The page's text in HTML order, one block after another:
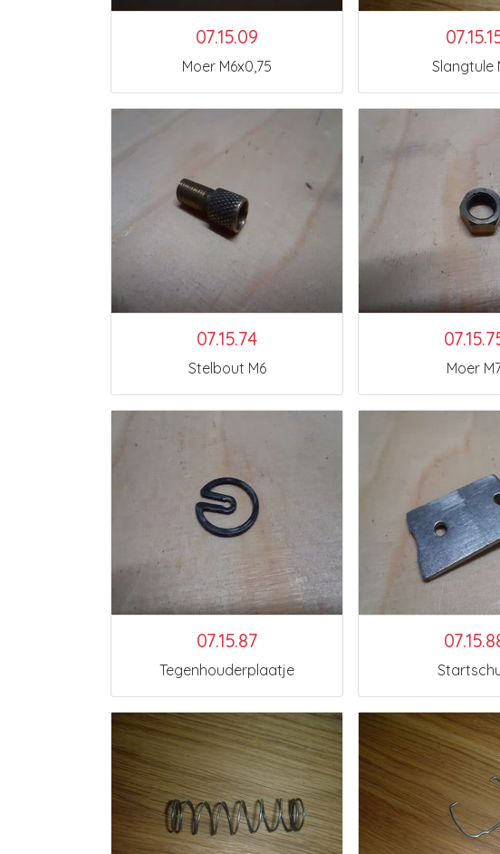
07.15.09
Moer M6x0,75 Slangtule
07.15.74
Stelbout M6 Moer
07.15.87
Tegenhouderplaatje